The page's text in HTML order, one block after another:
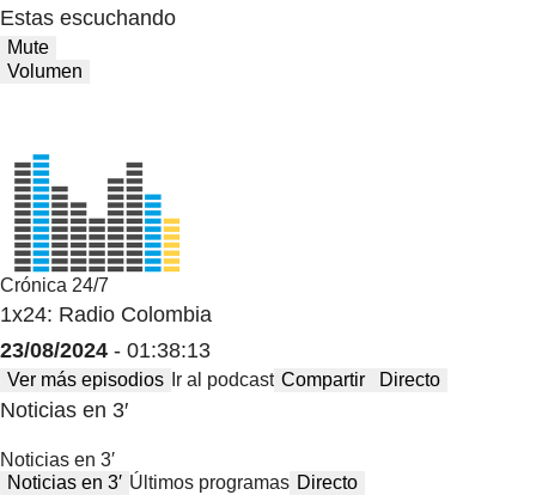
Estas escuchando
Mute
Volumen
Crónica 24/7
1x24: Radio Colombia
23/08/2024 - 01:38:13
Ver más episodios Ir al podcast Compartir Directo
Noticias en 3′
Noticias en 3′
Noticias en 3′ Últimos programas Directo